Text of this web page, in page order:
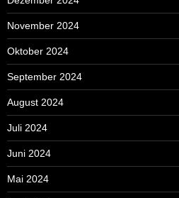
November 2024
Oktober 2024
September 2024
August 2024
Juli 2024
Juni 2024
Mai 2024